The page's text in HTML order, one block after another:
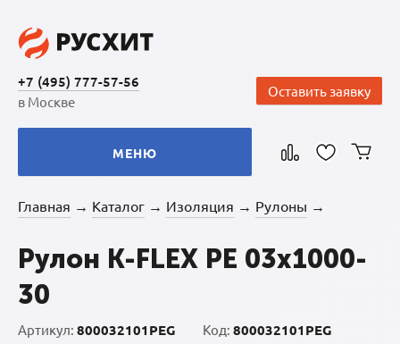
+7 (495) 777-57-56
в Москве
Оставить заявку
МЕНЮ
Главная → Каталог → Изоляция → Рулоны →
Рулон K-FLEX PE 03x1000-
30
Артикул: 800032101PEG Код: 800032101PEG